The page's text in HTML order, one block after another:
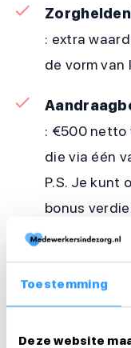
Toestemming
Deze website
: extra
de vorm van
: €500 netto
die via één
P.S. Je kunt
bonus
Bekijk onze
Arbeidsduur